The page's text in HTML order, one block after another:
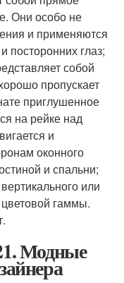
Они особо не
и применяются
посторонних глаз;
собой
пропускает
приглушенное
на рейке над
и
оконного
и спальни;
или
гаммы.
Модные